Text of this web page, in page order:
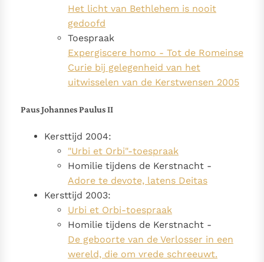
Het licht van Bethlehem is nooit
gedoofd
Toespraak
Expergiscere homo - Tot de Romeinse
Curie bij gelegenheid van het
uitwisselen van de Kerstwensen 2005
Paus Johannes Paulus II
Kersttijd 2004:
"Urbi et Orbi"-toespraak
Homilie tijdens de Kerstnacht -
Adore te devote, latens Deitas
Kersttijd 2003:
Urbi et Orbi-toespraak
Homilie tijdens de Kerstnacht -
De geboorte van de Verlosser in een
wereld, die om vrede schreeuwt.